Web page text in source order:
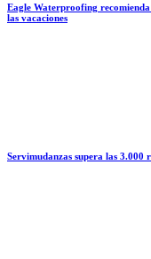
Eagle Waterproofing
las vacaciones
Servimudanzas supera las 3.000